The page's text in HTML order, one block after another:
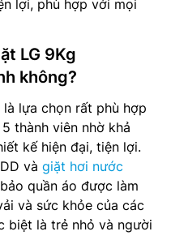
lợi, phù hợp với mọi
LG 9Kg
không?
là lựa chọn rất phù hợp
thành viên nhờ khả
kế hiện đại, tiện lợi.
và giặt hơi nước
quần áo được làm
và sức khỏe của các
biệt là trẻ nhỏ và người